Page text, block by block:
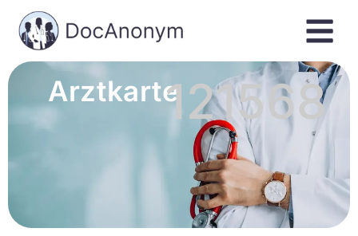
Arztkarte121568